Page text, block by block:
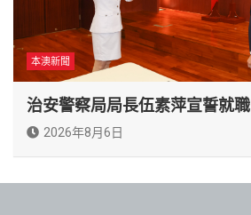
本澳新聞
治安警察局局長伍素萍宣誓就職
2026年8月6日